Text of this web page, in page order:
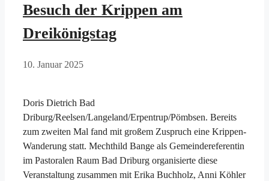
Besuch der Krippen am
Dreikönigstag
10. Januar 2025
Doris Dietrich Bad
Driburg/Reelsen/Langeland/Erpentrup/Pömbsen. Bereits
zum zweiten Mal fand mit großem Zuspruch eine Krippen-
Wanderung statt. Mechthild Bange als Gemeindereferentin
im Pastoralen Raum Bad Driburg organisierte diese
Veranstaltung zusammen mit Erika Buchholz, Anni Köhler